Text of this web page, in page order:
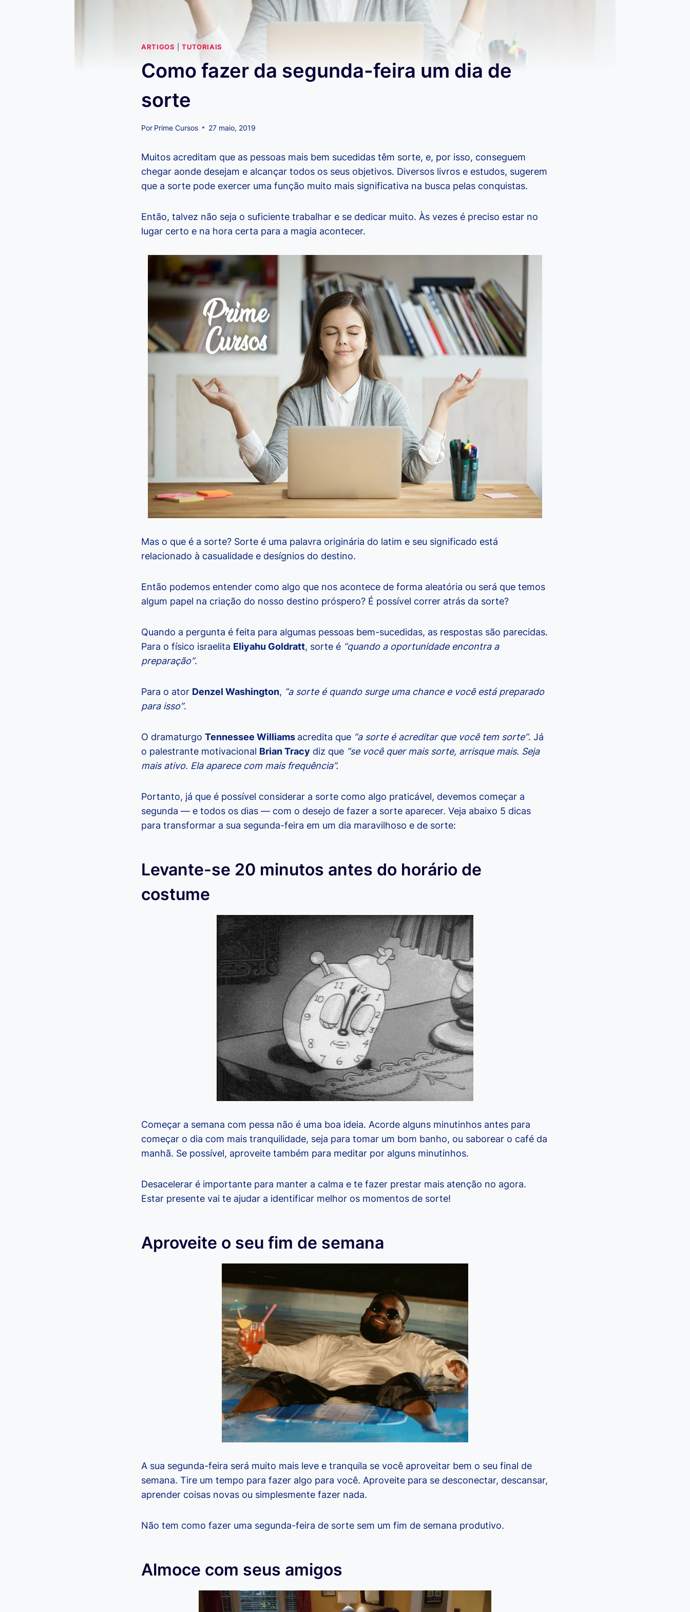
ARTIGOS |TUTORIAIS
Como fazer da segunda-feira um dia de
sorte
Por Prime Cursos 27 maio, 2019
Muitos acreditam que as pessoas mais bem sucedidas têm sorte, e, por isso, conseguem
chegar aonde desejam e alcançar todos os seus objetivos. Diversos livros e estudos, sugerem
que a sorte pode exercer uma função muito mais significativa na busca pelas conquistas.
Então, talvez não seja o suficiente trabalhar e se dedicar muito. Às vezes é preciso estar no
lugar certo e na hora certa para a magia acontecer.
Mas o que é a sorte? Sorte é uma palavra originária do latim e seu significado está
relacionado à casualidade e desígnios do destino.
Então podemos entender como algo que nos acontece de forma aleatória ou será que temos
algum papel na criação do nosso destino próspero? É possível correr atrás da sorte?
Quando a pergunta é feita para algumas pessoas bem-sucedidas, as respostas são parecidas.
Para o físico israelita Eliyahu Goldratt, sorte é “quando a oportunidade encontra a
preparação”.
Para o ator Denzel Washington, “a sorte é quando surge uma chance e você está preparado
para isso”.
O dramaturgo Tennessee Williams acredita que “a sorte é acreditar que você tem sorte”. Já
o palestrante motivacional Brian Tracy diz que “se você quer mais sorte, arrisque mais. Seja
mais ativo. Ela aparece com mais frequência”.
Portanto, já que é possível considerar a sorte como algo praticável, devemos começar a
segunda — e todos os dias — com o desejo de fazer a sorte aparecer. Veja abaixo 5 dicas
para transformar a sua segunda-feira em um dia maravilhoso e de sorte:
Levante-se 20 minutos antes do horário de
costume
Começar a semana com pessa não é uma boa ideia. Acorde alguns minutinhos antes para
começar o dia com mais tranquilidade, seja para tomar um bom banho, ou saborear o café da
manhã. Se possível, aproveite também para meditar por alguns minutinhos.
Desacelerar é importante para manter a calma e te fazer prestar mais atenção no agora.
Estar presente vai te ajudar a identificar melhor os momentos de sorte!
Aproveite o seu fim de semana
A sua segunda-feira será muito mais leve e tranquila se você aproveitar bem o seu final de
semana. Tire um tempo para fazer algo para você. Aproveite para se desconectar, descansar,
aprender coisas novas ou simplesmente fazer nada.
Não tem como fazer uma segunda-feira de sorte sem um fim de semana produtivo.
Almoce com seus amigos